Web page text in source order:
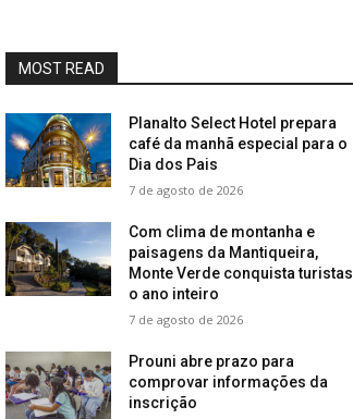
MOST READ
Planalto Select Hotel prepara
café da manhã especial para o
Dia dos Pais
7 de agosto de 2026
Com clima de montanha e
paisagens da Mantiqueira,
Monte Verde conquista turistas
o ano inteiro
7 de agosto de 2026
Prouni abre prazo para
comprovar informações da
inscrição